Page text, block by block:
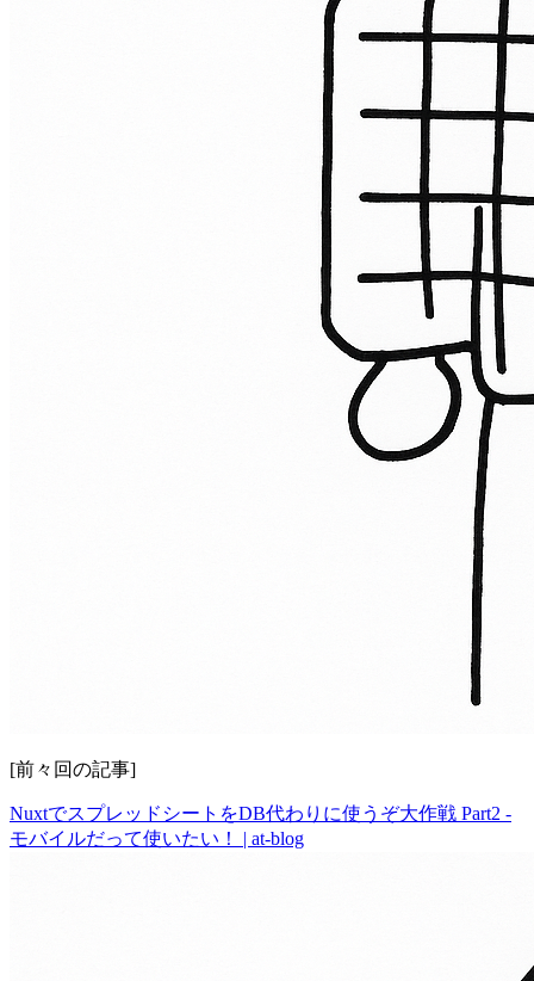
[前々回の記事]
NuxtでスプレッドシートをDB代わりに使うぞ大作戦 Part2 -
モバイルだって使いたい！ | at-blog